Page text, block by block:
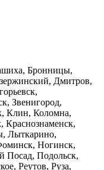
Бронницы,
Дмитров,
Звенигород,
Клин, Коломна,
Краснознаменск,
Лыткарино,
Ногинск,
Посад, Подольск,
Реутов, Руза,